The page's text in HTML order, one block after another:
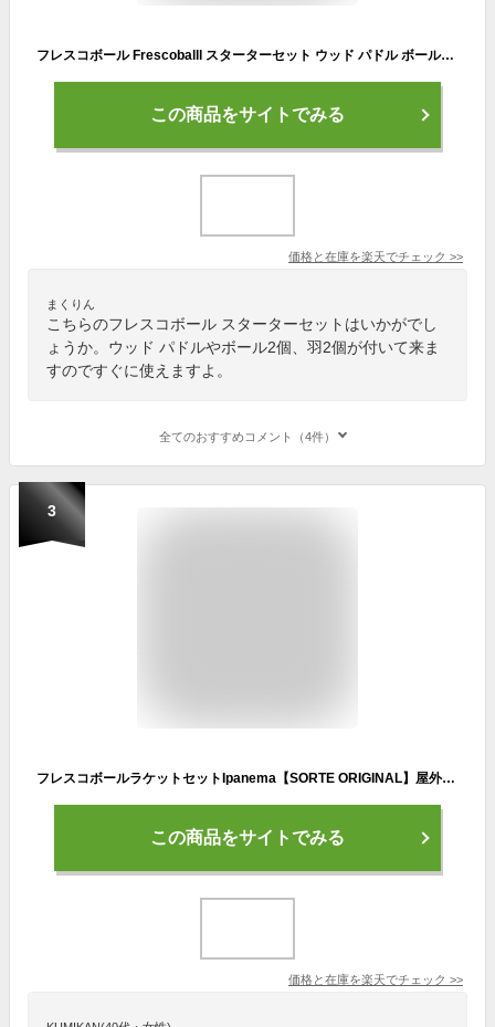
フレスコボール Frescoballl スターターセット ウッド パドル ボール2個 羽2個
この商品をサイトでみる
価格と在庫を楽天でチェック >>
まくりん
こちらのフレスコボール スターターセットはいかがでし
ょうか。ウッド パドルやボール2個、羽2個が付いて来ま
すのですぐに使えますよ。
全てのおすすめコメント（4件）
3
フレスコボールラケットセットIpanema【SORTE ORIGINAL】屋外・屋内ボール2個セット＆専用トートバッグ付き
この商品をサイトでみる
価格と在庫を楽天でチェック >>